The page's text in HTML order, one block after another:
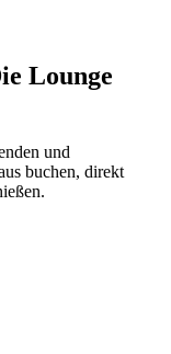
Lounge
und
buchen, direkt